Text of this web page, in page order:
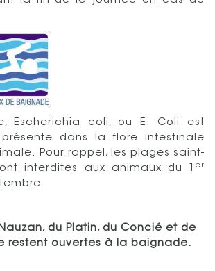
Escherichia coli, ou E. Coli est
dans la flore intestinale
Pour rappel, les plages saint-
interdites aux animaux du 1 er
du Platin, du Concié et de
restent ouvertes à la baignade.